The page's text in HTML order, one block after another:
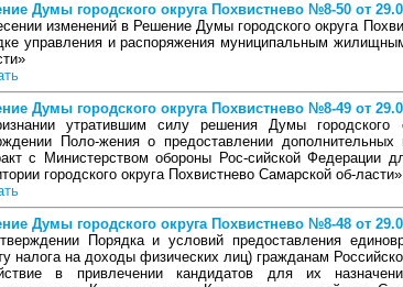
Думы городского округа Похвистнево №8-50 от
изменений в Решение Думы городского округа
управления и распоряжения муниципальным
Думы городского округа Похвистнево №8-49 от
утратившим силу решения Думы
Поло-жения о предоставлении
с Министерством обороны Рос-сийской
городского округа Похвистнево Самарской об-ласти»
Думы городского округа Похвистнево №8-48 от
Порядка и условий предоставления
налога на доходы физических лиц) гражданам
в привлечении кандидатов для их